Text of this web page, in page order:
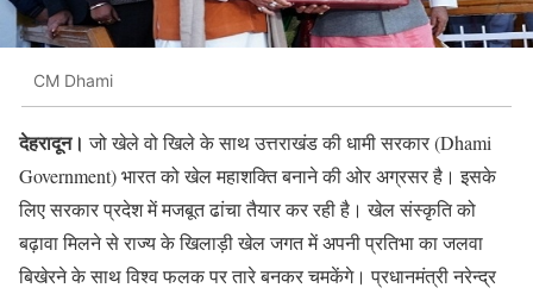
CM Dhami
देहरादून। जो खेले वो खिले के साथ उत्तराखंड की धामी सरकार (Dhami
Government) भारत को खेल महाशक्ति बनाने की ओर अग्रसर है। इसके
लिए सरकार प्रदेश में मजबूत ढांचा तैयार कर रही है। खेल संस्कृति को
बढ़ावा मिलने से राज्य के खिलाड़ी खेल जगत में अपनी प्रतिभा का जलवा
बिखेरने के साथ विश्व फलक पर तारे बनकर चमकेंगे। प्रधानमंत्री नरेन्द्र